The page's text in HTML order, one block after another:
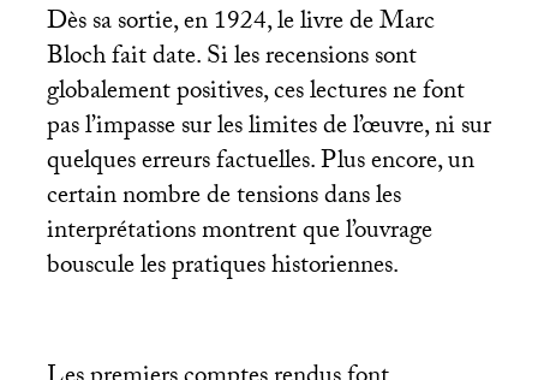
Dès sa sortie, en 1924, le livre de Marc
Bloch fait date. Si les recensions sont
globalement positives, ces lectures ne font
pas l’impasse sur les limites de l’œuvre, ni sur
quelques erreurs factuelles. Plus encore, un
certain nombre de tensions dans les
interprétations montrent que l’ouvrage
bouscule les pratiques historiennes.